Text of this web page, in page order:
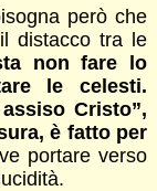
però che
distacco tra le
non fare lo
le celesti.
Cristo”,
è fatto per
portare verso